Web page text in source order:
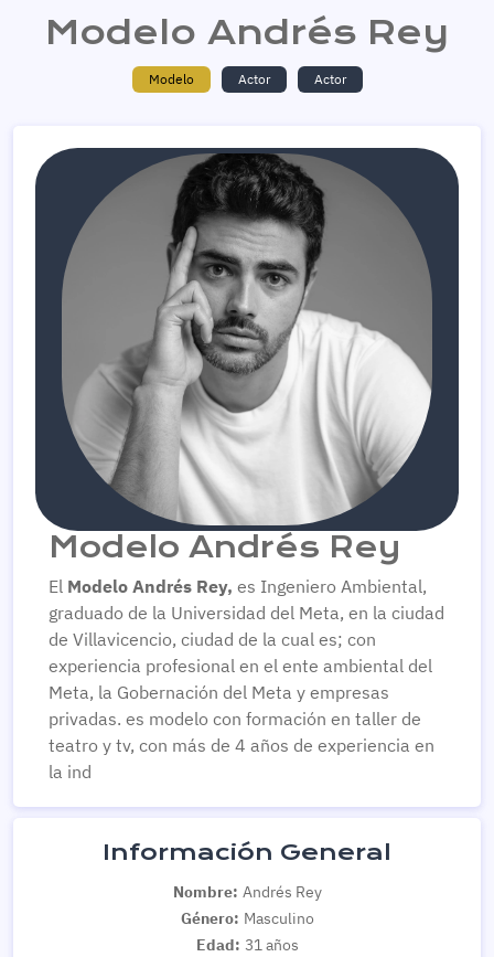
Modelo Andrés Rey
Modelo Actor Actor
Modelo Andrés Rey
El Modelo Andrés Rey, es Ingeniero Ambiental,
graduado de la Universidad del Meta, en la ciudad
de Villavicencio, ciudad de la cual es; con
experiencia profesional en el ente ambiental del
Meta, la Gobernación del Meta y empresas
privadas. es modelo con formación en taller de
teatro y tv, con más de 4 años de experiencia en
la ind
Información General
Nombre: Andrés Rey
Género: Masculino
Edad: 31 años